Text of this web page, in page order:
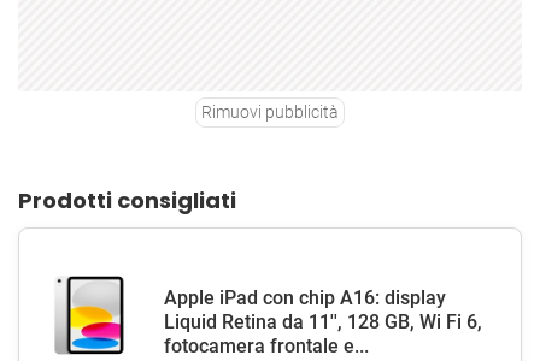
Rimuovi pubblicità
Prodotti consigliati
Apple iPad con chip A16: display
Liquid Retina da 11'', 128 GB, Wi Fi 6,
fotocamera frontale e...